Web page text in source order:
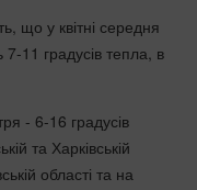
що у квітні середня
11 градусів тепла, в
- 6-16 градусів
та Харківській
області та на